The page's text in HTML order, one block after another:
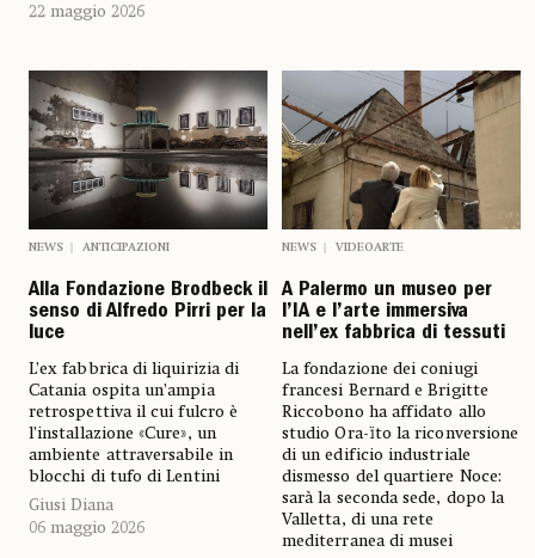
22 maggio 2026
NEWS ANTICIPAZIONI
Alla Fondazione Brodbeck il
senso di Alfredo Pirri per la
luce
L’ex fabbrica di liquirizia di
Catania ospita un’ampia
retrospettiva il cui fulcro è
l’installazione «Cure», un
ambiente attraversabile in
blocchi di tufo di Lentini
Giusi Diana
06 maggio 2026
NEWS VIDEOARTE
A Palermo un museo per
l’IA e l’arte immersiva
nell’ex fabbrica di tessuti
La fondazione dei coniugi
francesi Bernard e Brigitte
Riccobono ha affidato allo
studio Ora-ïto la riconversione
di un edificio industriale
dismesso del quartiere Noce:
sarà la seconda sede, dopo la
Valletta, di una rete
mediterranea di musei